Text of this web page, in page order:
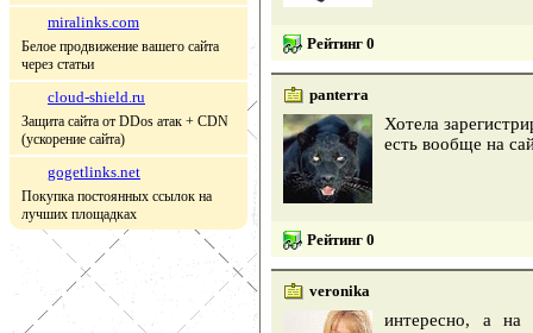
miralinks.com
Белое продвижение вашего сайта
через статьи
cloud-shield.ru
Защита сайта от DDos атак + CDN
(ускорение сайта)
gogetlinks.net
Покупка постоянных ссылок на
лучших площадках
Рейтинг 0
panterra
Хотела
есть вообще на
Рейтинг 0
veronika
интересно, а на